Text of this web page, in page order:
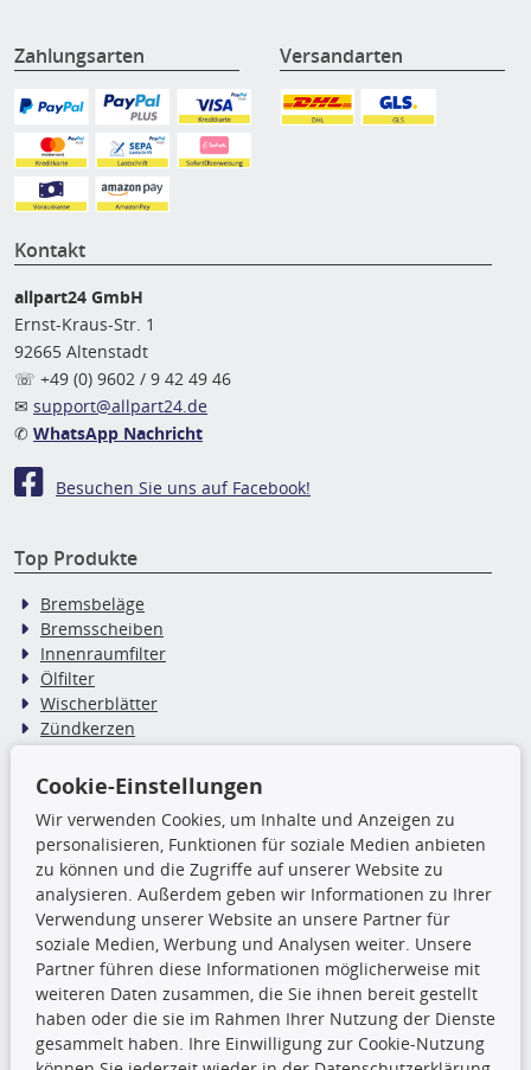
Zahlungsarten Versandarten
Kontakt
allpart24 GmbH
Ernst-Kraus-Str. 1
92665 Altenstadt
☏ +49 (0) 9602 / 9 42 49 46
✉ support@allpart24.de
✆ WhatsApp Nachricht
Besuchen Sie uns auf Facebook!
Top Produkte
Bremsbeläge
Bremsscheiben
Innenraumfilter
Ölfilter
Wischerblätter
Zündkerzen
TecDoc Inside
Die hier angezeigten Daten,
insbesondere die gesamte Datenbank,
dürfen nicht kopiert werden. Es ist zu
unterlassen, die Daten oder die gesamte Datenbank ohne
vorherige Zustimmung TecDocs zu vervielfältigen, zu
verbreiten und/oder diese Handlungen durch Dritte ausführen
zu lassen. Ein Zuwiderhandeln stellt eine
Urheberrechtsverletzung dar und wird verfolgt.
Cookie-Einstellungen
Wir verwenden Cookies, um Inhalte und Anzeigen zu
personalisieren, Funktionen für soziale Medien anbieten
zu können und die Zugriffe auf unserer Website zu
analysieren. Außerdem geben wir Informationen zu Ihrer
Verwendung unserer Website an unsere Partner für
soziale Medien, Werbung und Analysen weiter. Unsere
Partner führen diese Informationen möglicherweise mit
weiteren Daten zusammen, die Sie ihnen bereit gestellt
haben oder die sie im Rahmen Ihrer Nutzung der Dienste
gesammelt haben. Ihre Einwilligung zur Cookie-Nutzung